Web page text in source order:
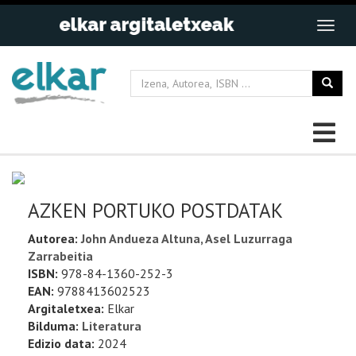
AZKEN PORTUKO POSTDATAK
Autorea:John Andueza Altuna, Asel Luzurraga
Zarrabeitia
ISBN: 978-84-1360-252-3
EAN: 9788413602523
Argitaletxea: Elkar
Bilduma: Literatura
Edizio data: 2024